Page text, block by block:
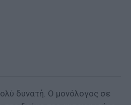
δυνατή. Ο μονόλογος σε